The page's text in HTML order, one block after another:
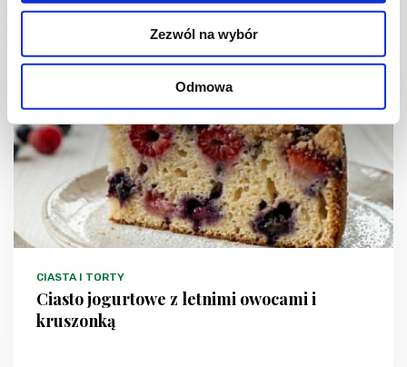
Zezwól na wybór
Odmowa
CIASTA I TORTY
Ciasto jogurtowe z letnimi owocami i
kruszonką